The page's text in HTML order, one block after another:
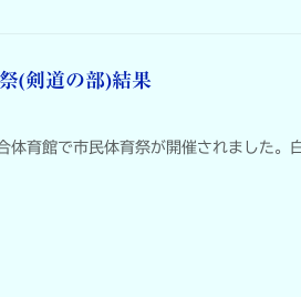
(剣道の部)結果
育館で市民体育祭が開催されました。